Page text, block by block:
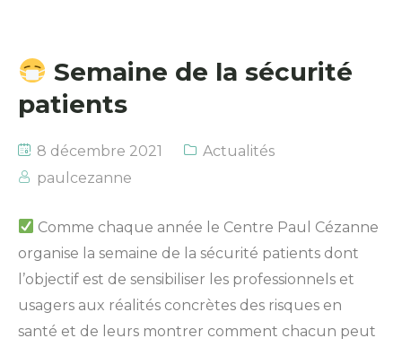
Semaine de la sécurité
patients
8 décembre 2021
Actualités
paulcezanne
Comme chaque année le Centre Paul Cézanne
organise la semaine de la sécurité patients dont
l’objectif est de sensibiliser les professionnels et
usagers aux réalités concrètes des risques en
santé et de leurs montrer comment chacun peut